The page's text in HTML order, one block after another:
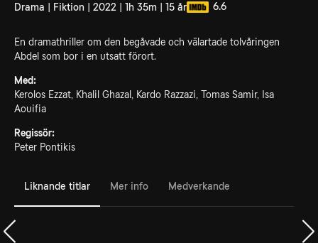
Drama | Fiktion | 2022 | 1h 35m | 15 år 6.6
En dramathriller om den begåvade och välartade tolvåringen
Abdel som bor i en utsatt förort.
Med:
Kerolos Ezzat, Khalil Ghazal, Kardo Razzazi, Tomas Samir, Isa
Aouifia
Regissör:
Peter Pontikis
Liknande titlar Mer info Medverkande